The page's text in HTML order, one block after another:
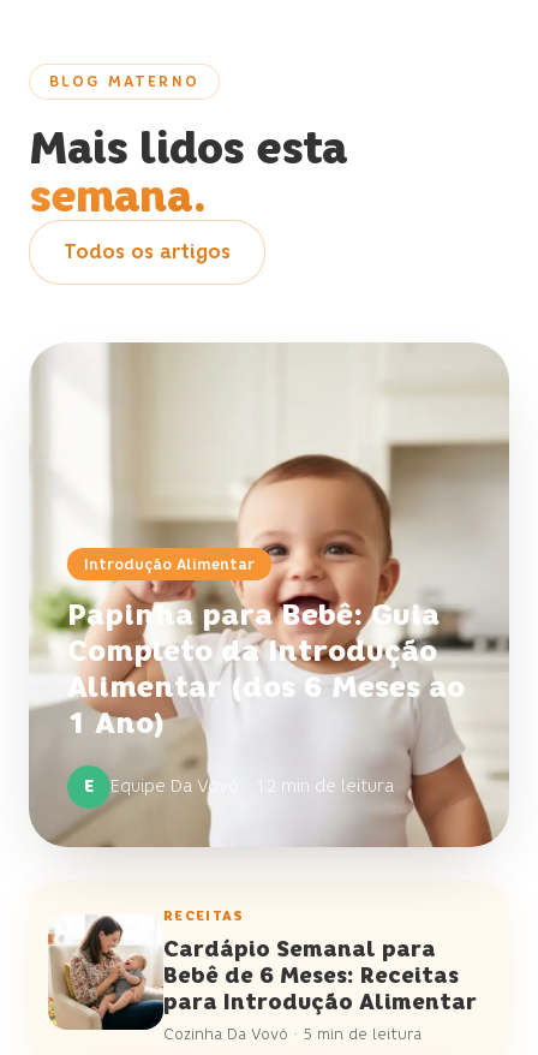
BLOG MATERNO
Mais lidos esta
semana.
Todos os artigos
Introdução Alimentar
Papinha para Bebê: Guia
Completo da Introdução
Alimentar (dos 6 Meses ao
1 Ano)
E Equipe Da Vovó 12 min de leitura
RECEITAS
Cardápio Semanal para
Bebê de 6 Meses: Receitas
para Introdução Alimentar
Cozinha Da Vovó · 5 min de leitura